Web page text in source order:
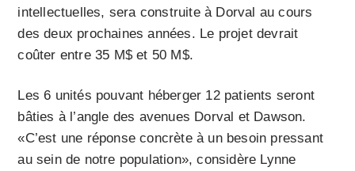
intellectuelles, sera construite à Dorval au cours
des deux prochaines années. Le projet devrait
coûter entre 35 M$ et 50 M$.
Les 6 unités pouvant héberger 12 patients seront
bâties à l’angle des avenues Dorval et Dawson.
«C’est une réponse concrète à un besoin pressant
au sein de notre population», considère Lynne